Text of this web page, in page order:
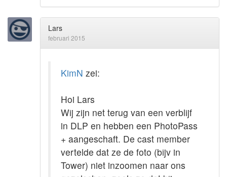
Lars
februari 2015
KimN zei:
Hoi Lars
Wij zijn net terug van een verblijf
in DLP en hebben een PhotoPass
+ aangeschaft. De cast member
vertelde dat ze de foto (bijv in
Tower) niet inzoomen naar ons